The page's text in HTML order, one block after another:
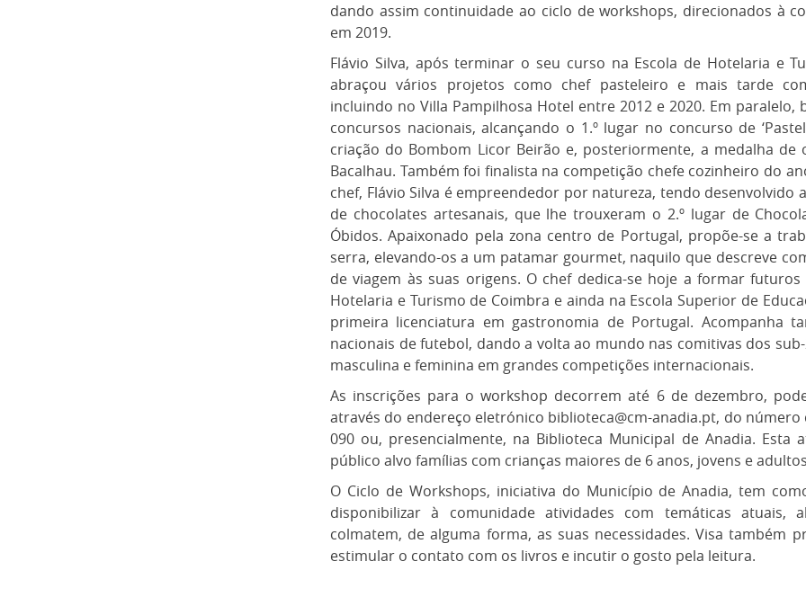
dando assim continuidade ao ciclo de workshops, direcionados à
em 2019.
Flávio Silva, após terminar o seu curso na Escola de Hotelaria e
abraçou vários projetos como chef pasteleiro e mais tarde
incluindo no Villa Pampilhosa Hotel entre 2012 e 2020. Em paralelo,
concursos nacionais, alcançando o 1.º lugar no concurso de
criação do Bombom Licor Beirão e, posteriormente, a medalha de
Bacalhau. Também foi finalista na competição chefe cozinheiro do
chef, Flávio Silva é empreendedor por natureza, tendo desenvolvido
de chocolates artesanais, que lhe trouxeram o 2.º lugar de
Óbidos. Apaixonado pela zona centro de Portugal, propõe-se a
serra, elevando-os a um patamar gourmet, naquilo que descreve
de viagem às suas origens. O chef dedica-se hoje a formar futuros
Hotelaria e Turismo de Coimbra e ainda na Escola Superior de
primeira licenciatura em gastronomia de Portugal. Acompanha
nacionais de futebol, dando a volta ao mundo nas comitivas dos
masculina e feminina em grandes competições internacionais.
As inscrições para o workshop decorrem até 6 de dezembro,
através do endereço eletrónico biblioteca@cm-anadia.pt, do número
090 ou, presencialmente, na Biblioteca Municipal de Anadia. Esta
público alvo famílias com crianças maiores de 6 anos, jovens e
O Ciclo de Workshops, iniciativa do Município de Anadia, tem
disponibilizar à comunidade atividades com temáticas atuais,
colmatem, de alguma forma, as suas necessidades. Visa também
estimular o contato com os livros e incutir o gosto pela leitura.